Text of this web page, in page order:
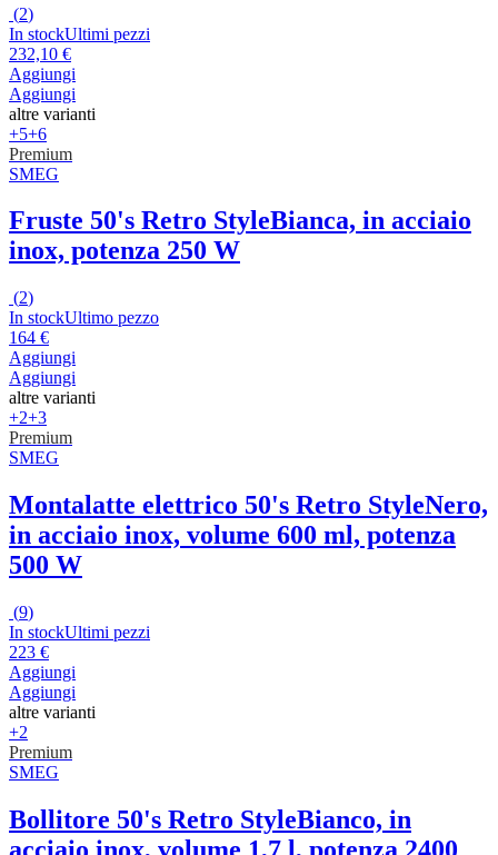
(2)
In stockUltimi pezzi
232,10 €
Aggiungi
Aggiungi
altre varianti
+5+6
Premium
SMEG
Fruste 50's Retro StyleBianca, in acciaio
inox, potenza 250 W
(2)
In stockUltimo pezzo
164 €
Aggiungi
Aggiungi
altre varianti
+2+3
Premium
SMEG
Montalatte elettrico 50's Retro StyleNero,
in acciaio inox, volume 600 ml, potenza
500 W
(9)
In stockUltimi pezzi
223 €
Aggiungi
Aggiungi
altre varianti
+2
Premium
SMEG
Bollitore 50's Retro StyleBianco, in